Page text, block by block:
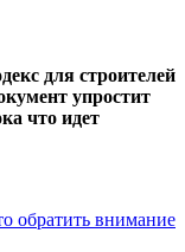
для строителей
упростит
что идет
обратить внимание